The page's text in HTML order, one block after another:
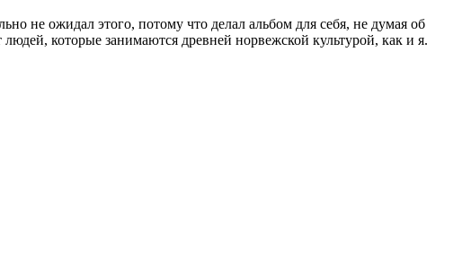
не ожидал этого, потому что делал альбом для себя, не думая об
которые занимаются древней норвежской культурой, как и я.